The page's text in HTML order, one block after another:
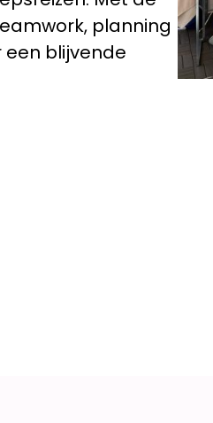
planning
blijvende